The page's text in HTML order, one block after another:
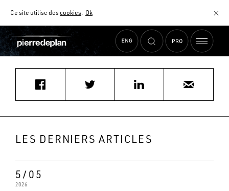
Ce site utilise descookies. Ok
AIDE AU CHOIX
Accueil Actualités SCHMIDT VENDENHEIM
LES DERNIERS ARTICLES
5/05
2026